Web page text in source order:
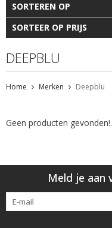
SORTEREN OP
SORTEER OP PRIJS
DEEPBLU
Home Merken Deepblu
Geen producten
Meld je aan